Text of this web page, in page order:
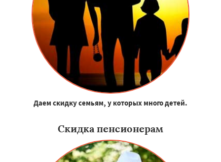
Даем скидку семьям, у которых много детей.
Скидка пенсионерам